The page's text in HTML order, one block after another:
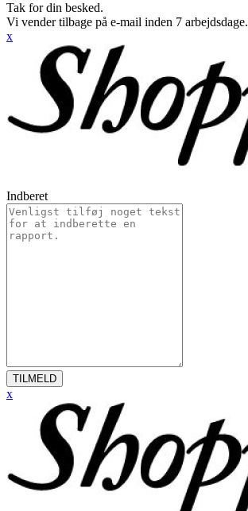
Tak for din besked.
Vi vender tilbage på e-mail inden 7 arbejdsdage.
x
Indberet
TILMELD
x